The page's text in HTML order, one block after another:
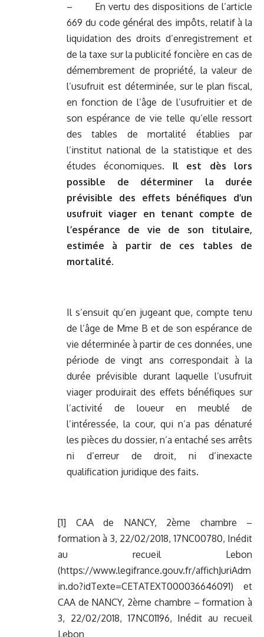
– En vertu des dispositions de l’article
669 du code général des impôts, relatif à la
liquidation des droits d’enregistrement et
de la taxe sur la publicité foncière en cas de
démembrement de propriété, la valeur de
l’usufruit est déterminée, sur le plan fiscal,
en fonction de l’âge de l’usufruitier et de
son espérance de vie telle qu’elle ressort
des tables de mortalité établies par
l’institut national de la statistique et des
études économiques. Il est dès lors
possible de déterminer la durée
prévisible des effets bénéfiques d’un
usufruit viager en tenant compte de
l’espérance de vie de son titulaire,
estimée à partir de ces tables de
mortalité.
Il s’ensuit qu’en jugeant que, compte tenu
de l’âge de Mme B et de son espérance de
vie déterminée à partir de ces données, une
période de vingt ans correspondait à la
durée prévisible durant laquelle l’usufruit
viager produirait des effets bénéfiques sur
l’activité de loueur en meublé de
l’intéressée, la cour, qui n’a pas dénaturé
les pièces du dossier, n’a entaché ses arrêts
ni d’erreur de droit, ni d’inexacte
qualification juridique des faits.
[1] CAA de NANCY, 2ème chambre –
formation à 3, 22/02/2018, 17NC00780, Inédit
au recueil Lebon
(https://www.legifrance.gouv.fr/affichJuriAdm
in.do?idTexte=CETATEXT000036646091) et
CAA de NANCY, 2ème chambre – formation à
3, 22/02/2018, 17NC01196, Inédit au recueil
Lebon